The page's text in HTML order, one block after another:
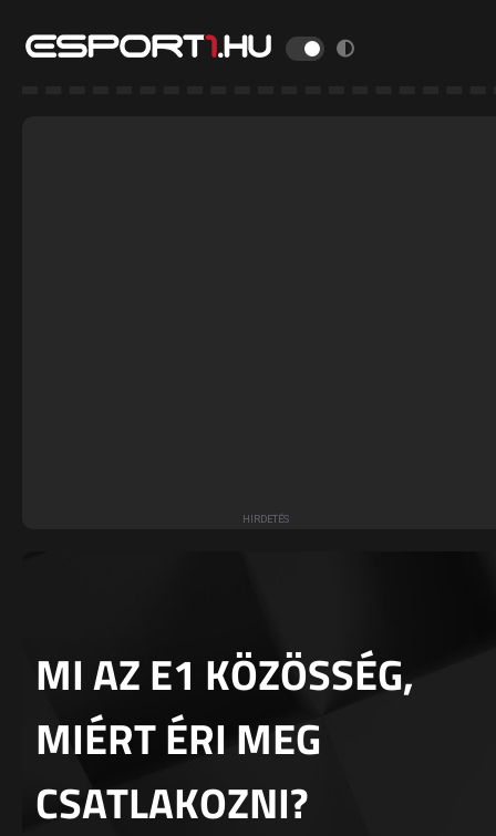
MI AZ E1 KÖZÖSSÉG,
MIÉRT ÉRI MEG
CSATLAKOZNI?